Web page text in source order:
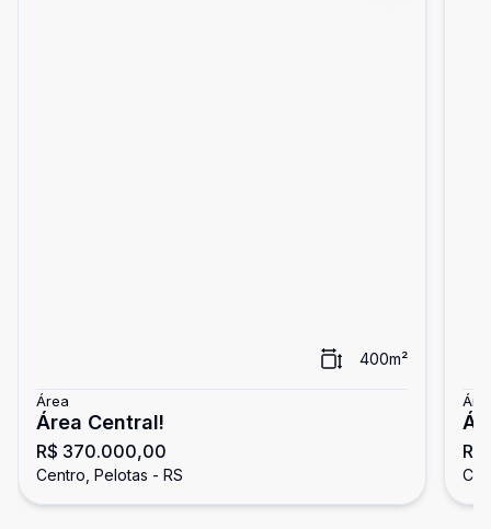
400m²
Área
Área Central!
R$ 370.000,00
Centro, Pelotas - RS